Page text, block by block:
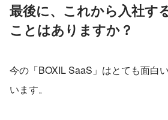
最後に、これから入社す
ことはありますか？
今の「BOXIL SaaS」はとても面白
います。